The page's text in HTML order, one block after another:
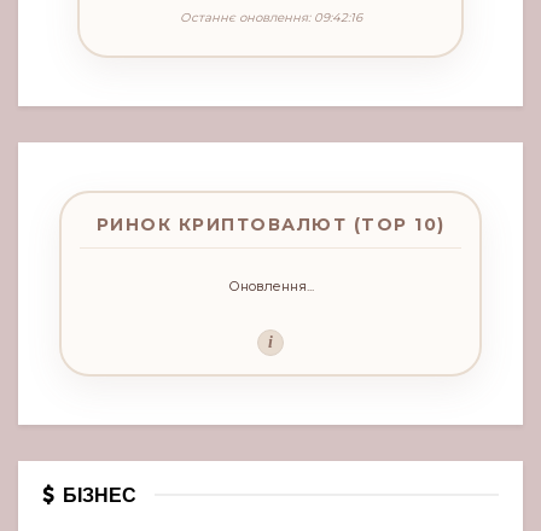
Останнє оновлення: 09:42:16
РИНОК КРИПТОВАЛЮТ (TOP 10)
Оновлення...
i
БІЗНЕС